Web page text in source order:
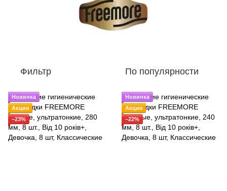
Фильтр По популярности
Новинка
Акция
−23%
Новинка
Акция
−22%